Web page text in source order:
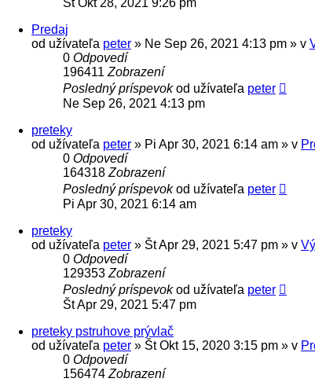
Predaj
od užívateľa peter » Ne Sep 26, 2021 4:13 pm » v
0 Odpovedí
196411 Zobrazení
Posledný príspevokod užívateľa peter
Ne Sep 26, 2021 4:13 pm
preteky
od užívateľa peter » Pi Apr 30, 2021 6:14 am » v
0 Odpovedí
164318 Zobrazení
Posledný príspevokod užívateľa peter
Pi Apr 30, 2021 6:14 am
preteky
od užívateľa peter » Št Apr 29, 2021 5:47 pm » v
0 Odpovedí
129353 Zobrazení
Posledný príspevokod užívateľa peter
Št Apr 29, 2021 5:47 pm
preteky pstruhove prývlač
od užívateľa peter » Št Okt 15, 2020 3:15 pm » v
0 Odpovedí
156474 Zobrazení